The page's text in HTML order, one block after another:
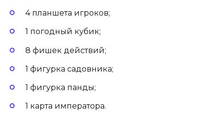
4 планшета игроков;
1 погодный кубик;
8 фишек действий;
1 фигурка садовника;
1 фигурка панды;
1 карта императора.